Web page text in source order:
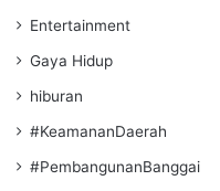
Entertainment
Gaya Hidup
hiburan
#KeamananDaerah
#PembangunanBanggai